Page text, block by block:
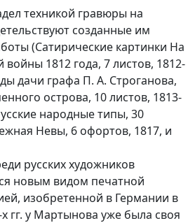
техникой гравюры на
созданные им
(Сатирические картинки На
1812 года, 7 листов, 1812-
дачи графа П. А. Строганова,
острова, 10 листов, 1813-
народные типы, 30
Невы, 6 офортов, 1817, и
русских художников
новым видом печатной
изобретенной в Германии в
гг. у Мартынова уже была своя